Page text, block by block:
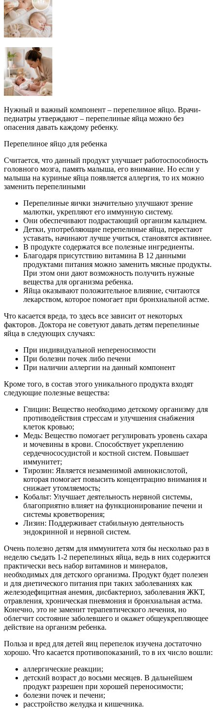
Нужный и важный компонент – перепелиное яйцо. Врачи-
педиатры утверждают – перепелиные яйца можно без
опасения давать каждому ребенку.
Перепелиное яйцо для ребенка
Считается, что данный продукт улучшает работоспособность
головного мозга, память малыша, его внимание. Но если у
малыша на куриные яйца появляется аллергия, то их можно
заменить перепелиными
Перепелиные яички значительно улучшают зрение
малютки, укрепляют его иммунную систему.
Они обеспечивают подрастающий организм кальцием.
Детки, употребляющие перепелиные яйца, перестают
уставать, начинают лучше учиться, становятся активнее.
В продукте содержатся все полезные ингредиенты.
Благодаря присутствию витамина В 12 данными
продуктами питания можно заменить мясные продукты.
При этом они дают возможность получить нужные
вещества для организма ребенка.
Яйца оказывают положительное влияние, считаются
лекарством, которое помогает при бронхиальной астме.
Что касается вреда, то здесь все зависит от некоторых
факторов. Доктора не советуют давать детям перепелиные
яйца в следующих случаях:
При индивидуальной непереносимости
При болезни почек либо печени
При наличии аллергии на данный компонент
Кроме того, в состав этого уникального продукта входят
следующие полезные вещества:
Глицин: Вещество необходимо детскому организму для
противодействия стрессам и улучшения снабжения
клеток кровью;
Медь: Вещество помогает регулировать уровень сахара
и мочевины в крови. Способствует укреплению
сердечнососудистой и костной систем. Повышает
иммунитет;
Тирозин: Является незаменимой аминокислотой,
которая помогает повысить концентрацию внимания и
снижает утомляемость;
Кобальт: Улучшает деятельность нервной системы,
благоприятно влияет на функционирование печени и
системы кроветворения;
Лизин: Поддерживает стабильную деятельность
эндокринной и нервной систем.
Очень полезно детям для иммунитета хотя бы несколько раз в
неделю съедать 1-2 перепелиных яйца, ведь в них содержится
практически весь набор витаминов и минералов,
необходимых для детского организма. Продукт будет полезен
и для диетического питания при таких заболеваниях как
железодефицитная анемия, дисбактериоз, заболевания ЖКТ,
отравления, хроническая пневмония и бронхиальная астма.
Конечно, это не заменит терапевтического лечения, но
облегчит состояние заболевшего и окажет общеукрепляющее
действие на организм ребенка.
Польза и вред для детей яиц перепелок изучена достаточно
хорошо. Что касается противопоказаний, то в их число вошли:
аллергические реакции;
детский возраст до восьми месяцев. В дальнейшем
продукт разрешен при хорошей переносимости;
болезни почек и печени;
расстройство желудка и кишечника.